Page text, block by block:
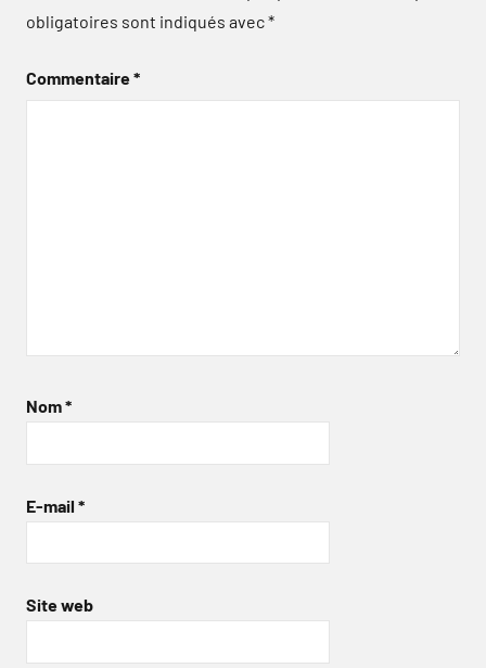
obligatoires sont indiqués avec*
Commentaire*
Nom*
E-mail *
Site web